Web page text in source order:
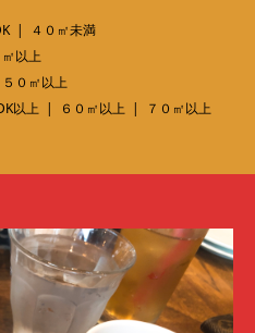
４０㎡未満
㎡以上
５０㎡以上
以上 ６０㎡以上
７０㎡以上